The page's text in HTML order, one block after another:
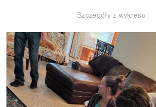
Szczegóły z wykresu